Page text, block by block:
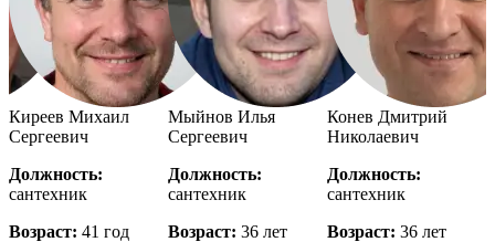
Киреев Михаил
Сергеевич
Должность:
сантехник
Возраст: 41 год
Мыйнов Илья
Сергеевич
Должность:
сантехник
Возраст: 36 лет
Конев Дмитрий
Николаевич
Должность:
сантехник
Возраст: 36 лет